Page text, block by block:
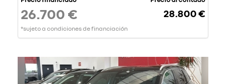
26.700 €
*sujeto a condiciones de financiación
28.800 €